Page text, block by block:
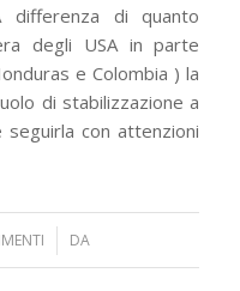
differenza di quanto
degli USA in parte
e Colombia ) la
di stabilizzazione a
seguirla con attenzioni
DA